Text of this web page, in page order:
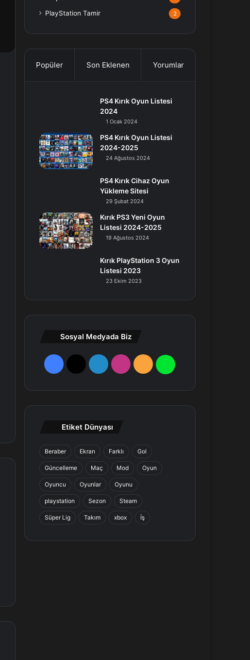
PlayStation Tamir 2
Popüler Son Eklenen Yorumlar
PS4 Kırık Oyun Listesi
2024
1 Ocak 2024
PS4 Kırık Oyun Listesi
2024-2025
24 Ağustos 2024
PS4 Kırık Cihaz Oyun
Yükleme Sitesi
29 Şubat 2024
Kırık PS3 Yeni Oyun
Listesi 2024-2025
19 Ağustos 2024
Kırık PlayStation 3 Oyun
Listesi 2023
23 Ekim 2023
Sosyal Medyada Biz
F
e
k
X
L
n
a
m
R
W
a
Etiket Dünyası
Beraber Ekran Farklı Gol
Güncelleme Maç Mod Oyun
Oyuncu Oyunlar Oyunu
playstation Sezon Steam
Süper Lig Takım xbox İş